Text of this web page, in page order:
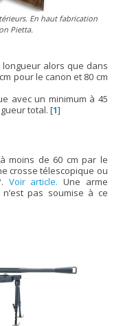
En haut fabrication
Pietta.
alors que dans
pour le canon et 80 cm
avec un minimum à 45
total. [1]
moins de 60 cm par le
crosse télescopique ou
Voir article. Une arme
pas soumise à ce